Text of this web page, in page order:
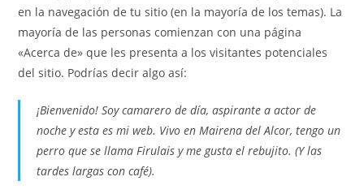
en la navegación de tu sitio (en la mayoría de los temas). La
mayoría de las personas comienzan con una página
«Acerca de» que les presenta a los visitantes potenciales
del sitio. Podrías decir algo así:
¡Bienvenido! Soy camarero de día, aspirante a actor de
noche y esta es mi web. Vivo en Mairena del Alcor, tengo un
perro que se llama Firulais y me gusta el rebujito. (Y las
tardes largas con café).